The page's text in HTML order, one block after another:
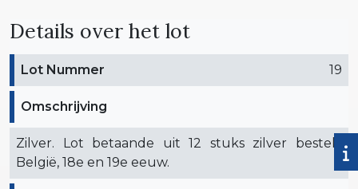
Details over het lot
Lot Nummer 19
Omschrijving
Zilver. Lot betaande uit 12 stuks zilver bestek.
België, 18e en 19e eeuw.